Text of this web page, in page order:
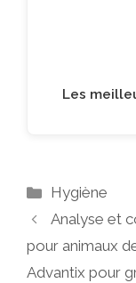
Les
Catégories
Hygiène
Analyse et
pour animaux
Advantix pour